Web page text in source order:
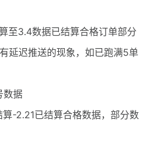
至3.4数据已结算合格订单部分
延迟推送的现象，如已跑满5单
数据
-2.21已结算合格数据，部分数